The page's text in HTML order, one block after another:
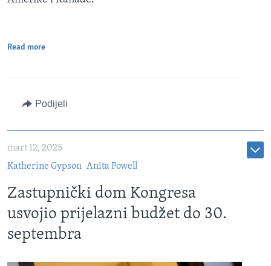
Read more
Podijeli
mart 12, 2025
Katherine Gypson Anita Powell
Zastupnički dom Kongresa
usvojio prijelazni budžet do 30.
septembra